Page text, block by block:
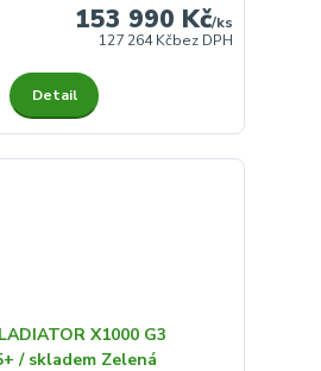
153 990 Kč/ks
127 264 Kčbez DPH
Detail